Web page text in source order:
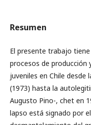
Resumen
El presente trabajo
procesos de producción
juveniles en Chile
(1973) hasta la
Augusto Pino-, chet en
lapso está signado por